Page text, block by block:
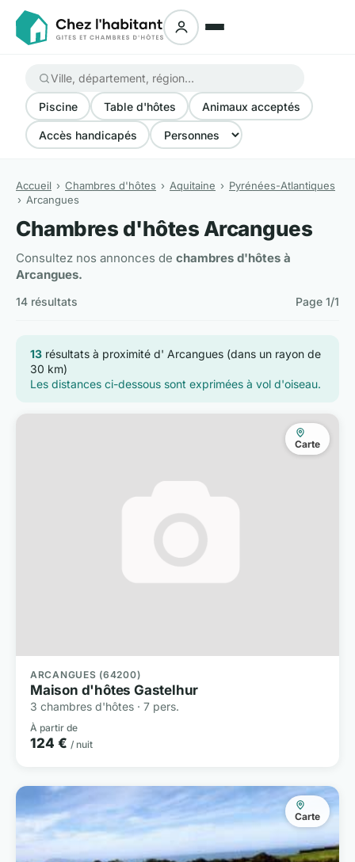
Piscine Table d'hôtes Animaux acceptés
Accès handicapés
Accueil Chambres d'hôtes Aquitaine
Pyrénées-Atlantiques
Arcangues
Chambres d'hôtes Arcangues
Consultez nos annonces de chambres d'hôtes à
Arcangues.
14 résultats Page 1/1
13 résultats à proximité d' Arcangues (dans un rayon de
30 km)
Les distances ci-dessous sont exprimées à vol d'oiseau.
Carte
ARCANGUES (64200)
Maison d'hôtes Gastelhur
3 chambres d'hôtes · 7 pers.
À partir de
124 € / nuit
Carte